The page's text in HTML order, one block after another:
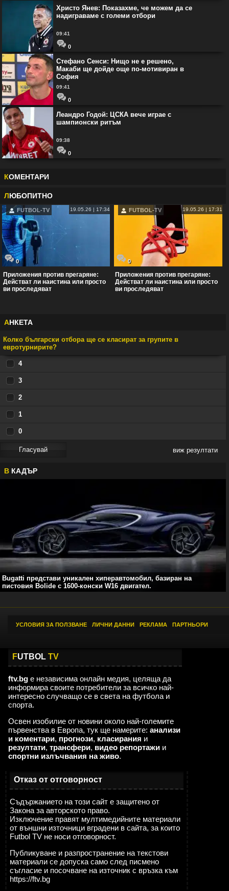
Христо Янев: Показахме, че можем да се
надиграваме с големи отбори
09:41
0
Стефано Сенси: Нищо не е решено,
Макаби ще дойде още по-мотивиран в
София
09:41
0
Леандро Годой: ЦСКА вече играе с
шампионски ритъм
09:38
0
КОМЕНТАРИ
ЛЮБОПИТНО
FUTBOL-TV 19.05.26 | 17:34
0
Приложения против прегаряне:
Действат ли наистина или просто
ви проследяват
FUTBOL-TV 19.05.26 | 17:31
0
Приложения против прегаряне:
Действат ли наистина или просто
ви проследяват
АНКЕТА
Колко български отбора ще се класират за групите в
евротурнирите?
4
3
2
1
0
виж резултати
В КАДЪР
Bugatti представи уникален хиперавтомобил, базиран на
пистовия Bolide с 1600-конски W16 двигател.
УСЛОВИЯ ЗА ПОЛЗВАНЕ ЛИЧНИ ДАННИ РЕКЛАМА ПАРТНЬОРИ
FUTBOL TV
ftv.bg е независима онлайн медия, целяща да
информира своите потребители за всичко най-
интересно случващо се в света на футбола и
спорта.
Освен изобилие от новини около най-големите
първенства в Европа, тук ще намерите: анализи
и коментари, прогнози, класирания и
резултати, трансфери, видео репортажи и
спортни излъчвания на живо.
Отказ от отговорност
Съдържанието на този сайт е защитено от
Закона за авторското право.
Изключение правят мултимедийните материали
от външни източници вградени в сайта, за които
Futbol TV не носи отговорност.
Публикуване и разпространение на текстови
материали се допуска само след писмено
съгласие и посочване на източник с връзка към
https://ftv.bg